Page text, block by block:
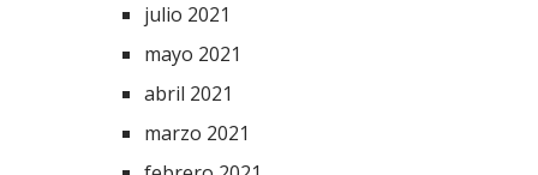
julio 2021
mayo 2021
abril 2021
marzo 2021